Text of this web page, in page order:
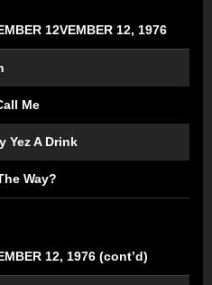
12VEMBER 12, 1976
Me
Yez A Drink
Way?
12, 1976 (cont’d)